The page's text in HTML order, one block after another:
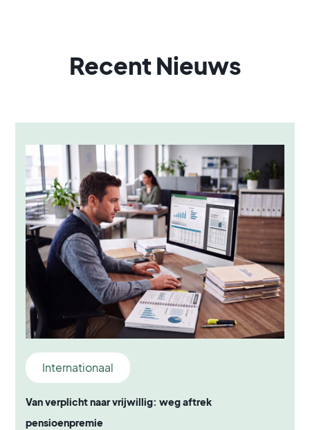
Recent Nieuws
Internationaal
Van verplicht naar vrijwillig: weg aftrek
pensioenpremie